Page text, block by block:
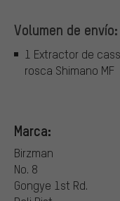
Volumen de envío:
1 Extractor de
rosca Shimano MF
Marca:
Birzman
No. 8
Gongye 1st Rd.